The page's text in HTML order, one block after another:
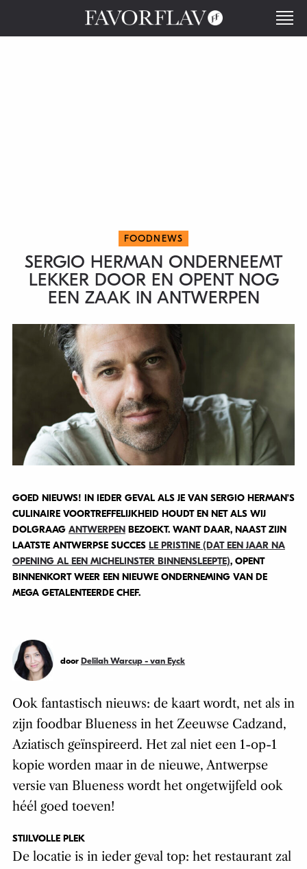
FOODNEWS
SERGIO HERMAN ONDERNEEMT
LEKKER DOOR EN OPENT NOG
EEN ZAAK IN ANTWERPEN
GOED NIEUWS! IN IEDER GEVAL ALS JE VAN SERGIO HERMAN’S
CULINAIRE VOORTREFFELIJKHEID HOUDT EN NET ALS WIJ
DOLGRAAG ANTWERPENBEZOEKT. WANT DAAR, NAAST ZIJN
LAATSTE ANTWERPSE SUCCES LE PRISTINE (DAT EEN JAAR NA
OPENING AL EEN MICHELINSTER BINNENSLEEPTE), OPENT
BINNENKORT WEER EEN NIEUWE ONDERNEMING VAN DE
MEGA GETALENTEERDE CHEF.
door Delilah Warcup - van Eyck
Ook fantastisch nieuws: de kaart wordt, net als in
zijn foodbar Blueness in het Zeeuwse Cadzand,
Aziatisch geïnspireerd. Het zal niet een 1-op-1
kopie worden maar in de nieuwe, Antwerpse
versie van Blueness wordt het ongetwijfeld ook
héél goed toeven!
STIJLVOLLE PLEK
De locatie is in ieder geval top: het restaurant zal